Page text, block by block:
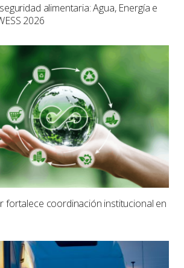
alimentaria: Agua, Energía e
2026
fortalece coordinación institucional en